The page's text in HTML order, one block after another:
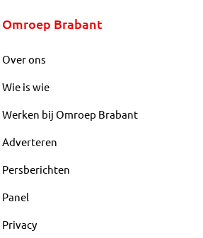
Omroep Brabant
Over ons
Wie is wie
Werken bij Omroep Brabant
Adverteren
Persberichten
Panel
Privacy